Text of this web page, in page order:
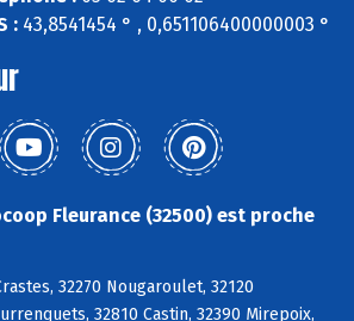
: 43,8541454 ° , 0,651106400000003 °
Fleurance (32500) est proche
32270 Nougaroulet, 32120
32810 Castin, 32390 Mirepoix,